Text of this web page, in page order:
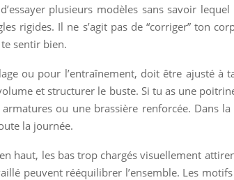
plusieurs modèles sans savoir
rigides. Il ne s’agit pas de “corriger” ton
sentir bien.
ou pour l’entraînement, doit être ajusté à
et structurer le buste. Si tu as une
ou une brassière renforcée. Dans
la journée.
haut, les bas trop chargés visuellement
peuvent rééquilibrer l’ensemble. Les